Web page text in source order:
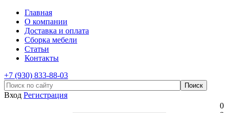
Главная
О компании
Доставка и оплата
Сборка мебели
Статьи
Контакты
+7 (930) 833-88-03
Вход Регистрация
0